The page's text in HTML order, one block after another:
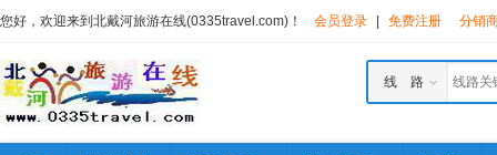
您好，欢迎来到北戴河旅游在线(0335travel.com)！ 会员登录 免费注册 分销
线 路